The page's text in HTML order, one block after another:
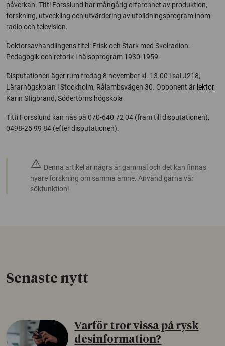
påverkan. Titti Forsslund har mångårig erfarenhet av produktion,
forskning, utveckling och utvärdering av utbildningsprogram inom
radio och television.
Doktorsavhandlingens titel: Frisk och Stark med Skolradion.
Pedagogik och retorik i hälsoprogram 1930-1959
Disputationen äger rum fredag 8 november kl. 13.00 i sal J218,
Lärarhögskolan i Stockholm, Rålambsvägen 30. Opponent är lektor
Karin Stigbrand, Södertörns högskola
Titti Forsslund kan nås på 070-640 72 04 (fram till disputationen),
0498-25 99 84 (efter disputationen).
warning Denna artikel är några år gammal och det kan finnas
nyare forskning om samma ämne. Använd gärna vår
sökfunktion!
Senaste nytt
Varför tror vissa på rysk
desinformation?